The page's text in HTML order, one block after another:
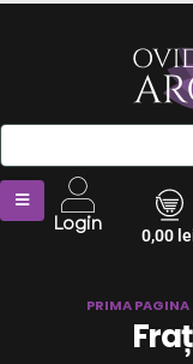
Login 0,00
PRIMA PAGINA